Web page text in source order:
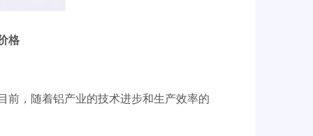
格
前，随着铝产业的技术进步和生产效率的